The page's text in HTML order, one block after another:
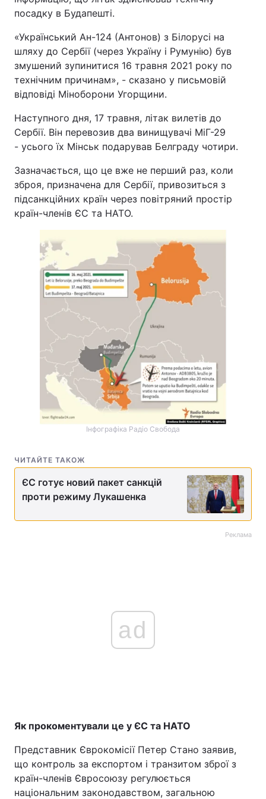
посадку в Будапешті.
«Український Ан-124 (Антонов) з Білорусі на
шляху до Сербії (через Україну і Румунію) був
змушений зупинитися 16 травня 2021 року по
технічним причинам», - сказано у письмовій
відповіді Міноборони Угорщини.
Наступного дня, 17 травня, літак вилетів до
Сербії. Він перевозив два винищувачі МіГ-29
- усього їх Мінськ подарував Белграду чотири.
Зазначається, що це вже не перший раз, коли
зброя, призначена для Сербії, привозиться з
підсанкційних країн через повітряний простір
країн-членів ЄС та НАТО.
Інфографіка Радіо Свобода
ЧИТАЙТЕ ТАКОЖ
ЄС готує новий пакет санкцій
проти режиму Лукашенка
Реклама
ad
Як прокоментували це у ЄС та НАТО
Представник Єврокомісії Петер Стано заявив,
що контроль за експортом і транзитом зброї з
країн-членів Євросоюзу регулюється
національним законодавством, загальною